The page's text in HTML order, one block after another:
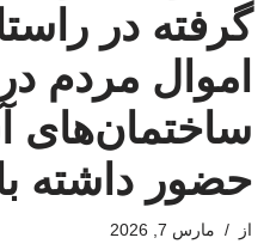
گرفته در
اموال مردم در
ساختمان‌های
حضور داشته
از مارس 7, 2026